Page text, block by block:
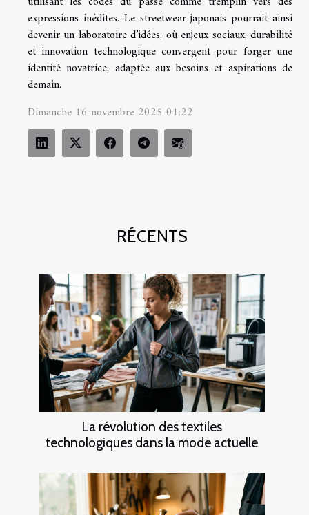
RÉCENTS
La révolution des textiles
technologiques dans la mode actuelle
expressions inédites. Le streetwear japonais pourrait ainsi
devenir un laboratoire d’idées, où enjeux sociaux, durabilité
et innovation technologique convergent pour forger une
identité novatrice, adaptée aux besoins et aspirations de
demain.
Dimanche 16 novembre 2025 01:22